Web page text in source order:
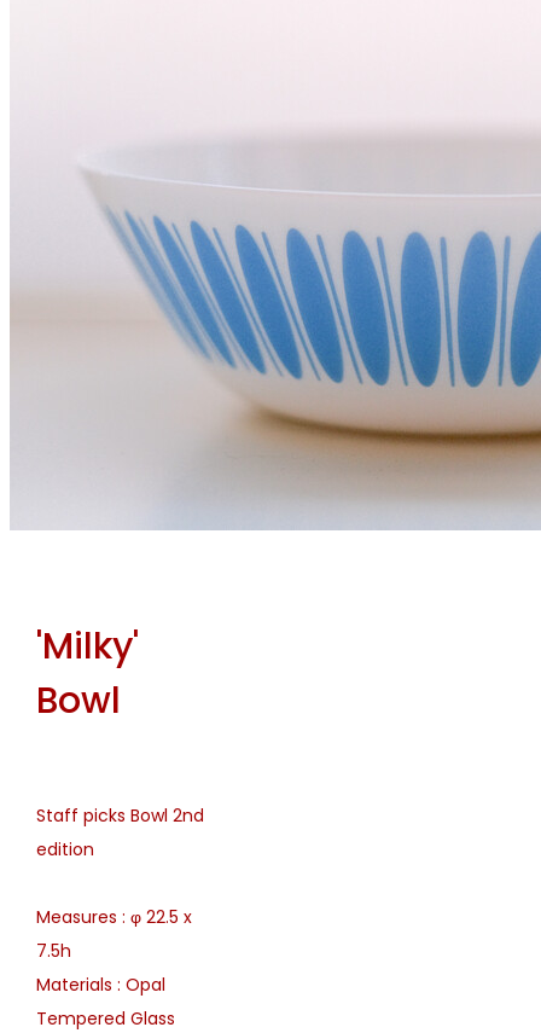
'Milky'
Bowl
Staff picks Bowl 2nd
edition
Measures : φ 22.5 x
7.5h
Materials : Opal
Tempered Glass